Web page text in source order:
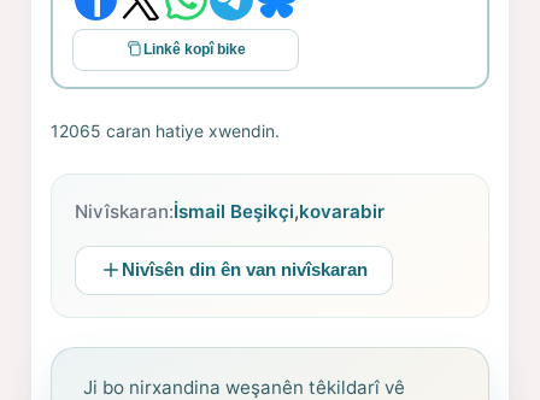
Linkê kopî bike
12065 caran hatiye xwendin.
Nivîskaran:İsmail Beşikçi,kovarabir
Nivîsên din ên van nivîskaran
Ji bo nirxandina weşanên têkildarî vê